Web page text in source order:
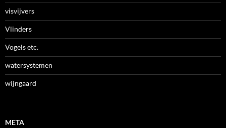
visvijvers
Vlinders
Vogels etc.
watersystemen
wijngaard
META